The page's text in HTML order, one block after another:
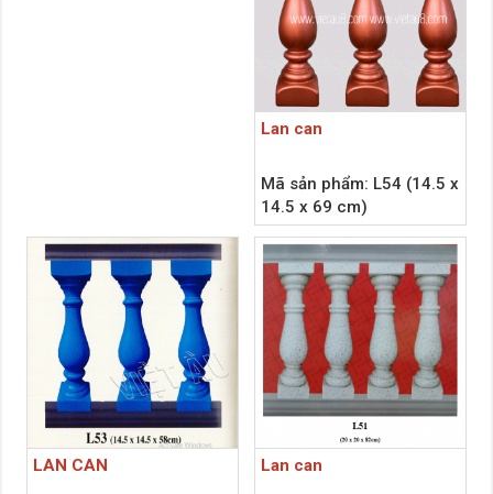
Lan can
Mã sản phẩm: L54 (14.5 x
14.5 x 69 cm)
LAN CAN Lan can